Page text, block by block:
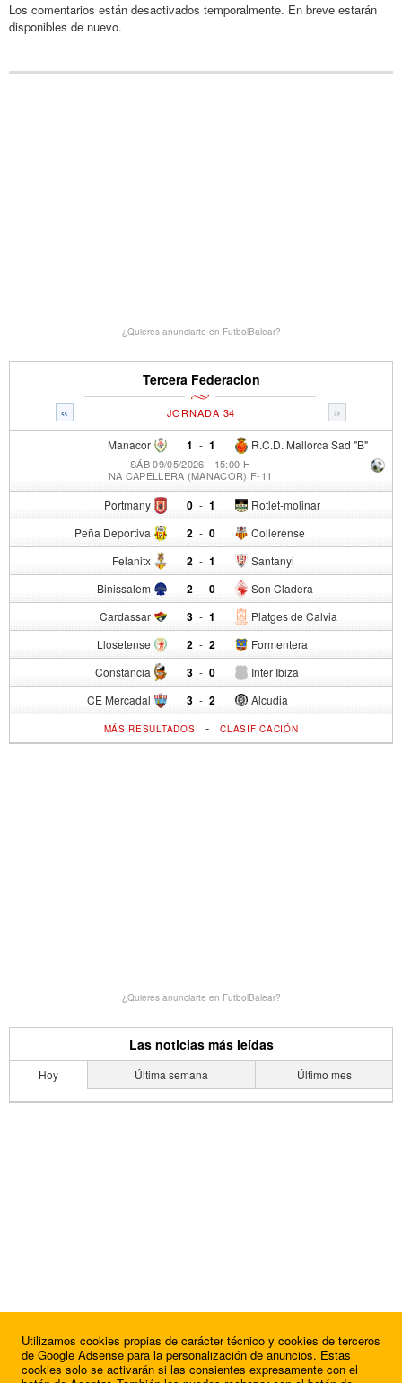
Los comentarios están desactivados temporalmente. En breve estarán
disponibles de nuevo.
¿Quieres anunciarte en FutbolBalear?
Tercera Federacion
« »
JORNADA 34
Manacor 1 - R.C.D. Mallorca Sad "B"
1
SÁB 09/05/2026 - 15:00 H
NA CAPELLERA (MANACOR) F-11
Portmany 0 - Rotlet-molinar
1
Peña Deportiva 2 - Collerense
0
Felanitx 2 - Santanyi
1
Binissalem 2 - Son Cladera
0
Cardassar 3 - Platges de Calvia
1
Llosetense 2 - Formentera
2
Constancia 3 - Inter Ibiza
0
CE Mercadal 3 - Alcudia
2
MÁS RESULTADOS -CLASIFICACIÓN
¿Quieres anunciarte en FutbolBalear?
Las noticias más leídas
Hoy Última semana Último mes
Utilizamos cookies propias de carácter técnico y cookies de terceros
de Google Adsense para la personalización de anuncios. Estas
cookies solo se activarán si las consientes expresamente con el